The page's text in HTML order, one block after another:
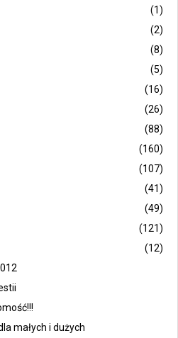
(1)
(2)
(8)
(5)
(16)
(26)
(88)
(160)
(107)
(41)
(49)
(121)
(12)
małych i dużych